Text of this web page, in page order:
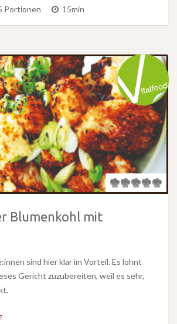
Portionen 15min
Blumenkohl mit
sind hier klar im Vorteil. Es lohnt
Gericht zuzubereiten, weil es sehr,